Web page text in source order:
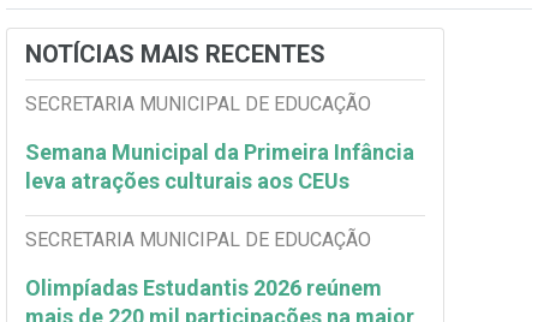
NOTÍCIAS MAIS RECENTES
SECRETARIA MUNICIPAL DE EDUCAÇÃO
Semana Municipal da Primeira Infância
leva atrações culturais aos CEUs
SECRETARIA MUNICIPAL DE EDUCAÇÃO
Olimpíadas Estudantis 2026 reúnem
mais de 220 mil participações na maior